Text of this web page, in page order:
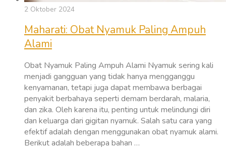
2 Oktober 2024
Maharati: Obat Nyamuk Paling Ampuh
Alami
Obat Nyamuk Paling Ampuh Alami Nyamuk sering kali
menjadi gangguan yang tidak hanya mengganggu
kenyamanan, tetapi juga dapat membawa berbagai
penyakit berbahaya seperti demam berdarah, malaria,
dan zika. Oleh karena itu, penting untuk melindungi diri
dan keluarga dari gigitan nyamuk. Salah satu cara yang
efektif adalah dengan menggunakan obat nyamuk alami.
Berikut adalah beberapa bahan …